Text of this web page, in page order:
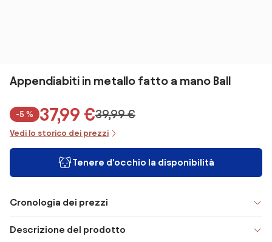
Appendiabiti in metallo fatto a mano Ball
-5 % 37,99 €39,99 €
Vedi lo storico dei prezzi
Tenere d'occhio la disponibilità
Cronologia dei prezzi
Descrizione del prodotto